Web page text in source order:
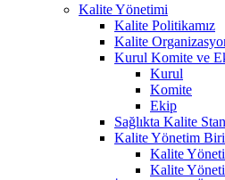
Kalite Yönetimi
Kalite Politikamız
Kalite
Kurul Komite ve
Kurul
Komite
Ekip
Sağlıkta Kalite
Kalite Yönetim
Kalite
Kalite